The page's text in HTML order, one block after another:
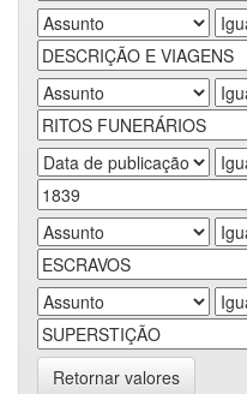
Retornar valores